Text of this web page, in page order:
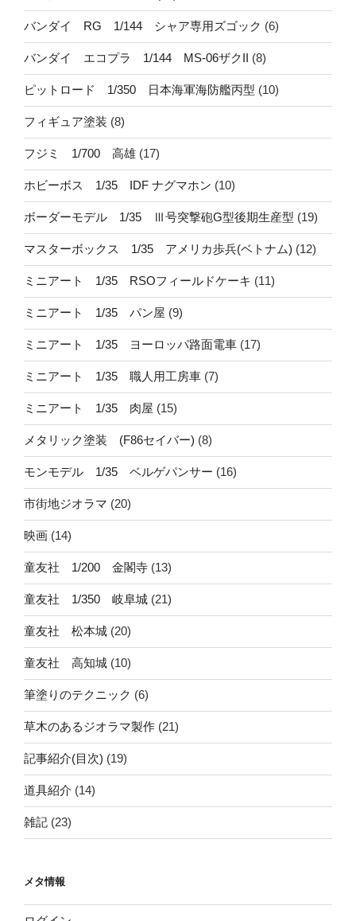
バンダイ RG 1/144 シャア専用ズゴック (6)
バンダイ エコプラ 1/144 MS-06ザクII (8)
ピットロード 1/350 日本海軍海防艦丙型 (10)
フィギュア塗装 (8)
フジミ 1/700 高雄 (17)
ホビーボス 1/35 IDF ナグマホン (10)
ボーダーモデル 1/35 Ⅲ号突撃砲G型後期生産型 (19)
マスターボックス 1/35 アメリカ歩兵(ベトナム) (12)
ミニアート 1/35 RSOフィールドケーキ (11)
ミニアート 1/35 パン屋 (9)
ミニアート 1/35 ヨーロッパ路面電車 (17)
ミニアート 1/35 職人用工房車 (7)
ミニアート 1/35 肉屋 (15)
メタリック塗装 (F86セイバー) (8)
モンモデル 1/35 ベルゲパンサー (16)
市街地ジオラマ (20)
映画 (14)
童友社 1/200 金閣寺 (13)
童友社 1/350 岐阜城 (21)
童友社 松本城 (20)
童友社 高知城 (10)
筆塗りのテクニック (6)
草木のあるジオラマ製作 (21)
記事紹介(目次) (19)
道具紹介 (14)
雑記 (23)
メタ情報